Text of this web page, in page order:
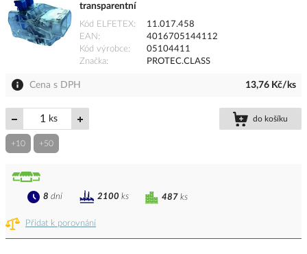
transparentní
Kód ELFETEX
11.017.458
EAN
4016705144112
Kód výrobce
05104411
Značka
PROTEC.CLASS
Cena s DPH 13,76 Kč/ks
ks do košíku
+10 +50
Přidat k porovnání
487 ks
8 dní 2100 ks